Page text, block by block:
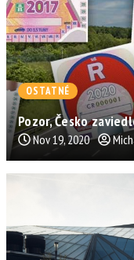
OSTATNÉ
Pozor, Česko
Nov 19, 2020